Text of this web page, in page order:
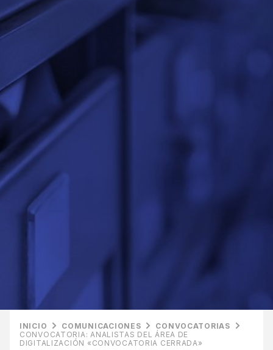
INICIO COMUNICACIONES
CONVOCATORIAS
CONVOCATORIA: ANALISTAS DEL ÁREA DE
DIGITALIZACIÓN «CONVOCATORIA CERRADA»